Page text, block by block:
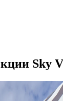
Sky